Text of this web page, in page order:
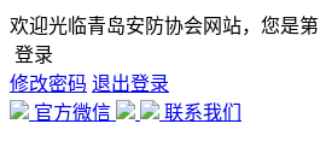
欢迎光临青岛安防协会网站，您是第
登录
修改密码 退出登录
官方微信
联系我们